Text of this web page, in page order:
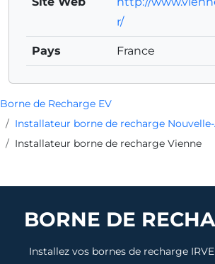
Borne de Recharge EV
Installateur borne de recharge
Installateur borne de recharge Vienne
r/
Pays France
BORNE DE
Installez vos bornes de recharge